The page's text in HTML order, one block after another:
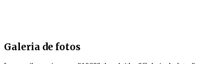
Galeria de fotos